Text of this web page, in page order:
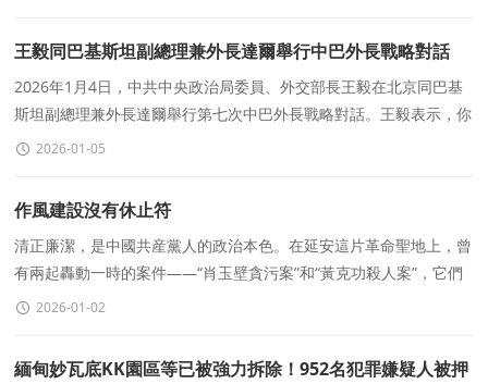
王毅同巴基斯坦副總理兼外長達爾舉行中巴外長戰略對話
2026年1月4日，中共中央政治局委員、外交部長王毅在北京同巴基
斯坦副總理兼外長達爾舉行第七次中巴外長戰略對話。王毅表示，你
是中方2026年接待的首位外長，凸顯中巴獨一無二友好
2026-01-05
作風建設沒有休止符
清正廉潔，是中國共産黨人的政治本色。在延安這片革命聖地上，曾
有兩起轟動一時的案件——“肖玉壁貪污案”和“黃克功殺人案”，它們
像兩把利劍，劃
2026-01-02
緬甸妙瓦底KK園區等已被強力拆除！952名犯罪嫌疑人被押